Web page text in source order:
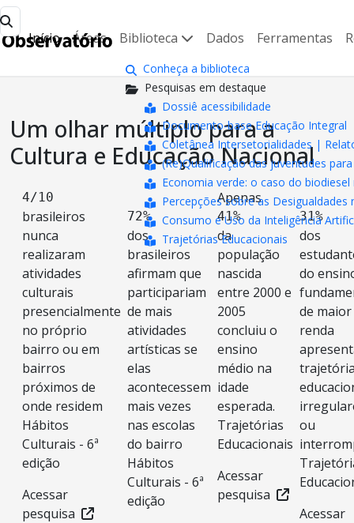
Início Áreas Biblioteca
Conheça a biblioteca
Pesquisas em destaque
Dossiê acessibilidade
Documento-base Educação Integral
Coletânea Intersetorialidades |
(Re)Qualificação das juventudes
Economia verde: o caso do
Percepções sobre as Desigualdades
Consumo e Uso da Inteligência
Trajetórias Educacionais
Dados Ferramentas
Um olhar múltiplo para a
Cultura e Educação Nacional
4/10
brasileiros
nunca
realizaram
atividades
culturais
presencialmente
no próprio
bairro ou em
bairros
próximos de
onde residem
Hábitos
Culturais - 6ª
edição
Acessar
pesquisa
72%
dos
brasileiros
afirmam que
participariam
de mais
atividades
artísticas se
elas
acontecessem
mais vezes
nas escolas
do bairro
Hábitos
Culturais - 6ª
edição
Apenas
41%
da
população
nascida
entre 2000 e
2005
concluiu o
ensino
médio na
idade
esperada.
Trajetórias
Educacionais
Acessar
pesquisa
31%
dos
do
de maior
renda
ou
Acessar